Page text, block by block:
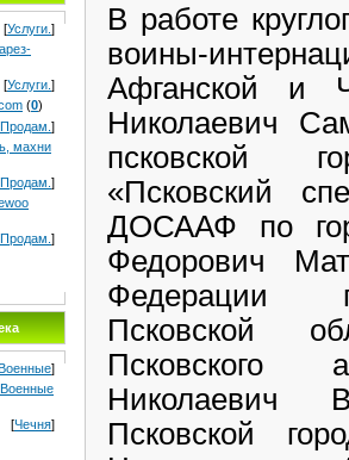
[Услуги. ]
[Услуги. ]
(0)
Продам. ]
махни
Продам. ]
Продам. ]
]
[Чечня]
В работе
воины-
Афганской и
Николаевич
псковской
«Псковский
ДОСААФ по
Федорович
Федерации
Псковской
Псковского
Николаевич
Псковской